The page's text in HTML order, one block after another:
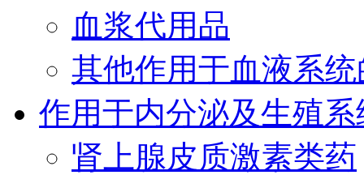
血浆代用品
其他作用于血液系
作用于内分泌及生殖
肾上腺皮质激素类药